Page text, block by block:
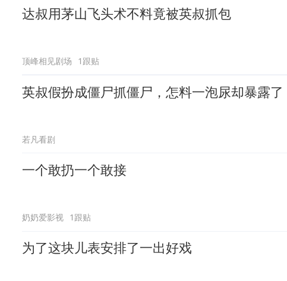
达叔用茅山飞头术不料竟被英叔抓包
顶峰相见剧场 1跟贴
英叔假扮成僵尸抓僵尸，怎料一泡尿却暴露了
若凡看剧
一个敢扔一个敢接
奶奶爱影视 1跟贴
为了这块儿表安排了一出好戏